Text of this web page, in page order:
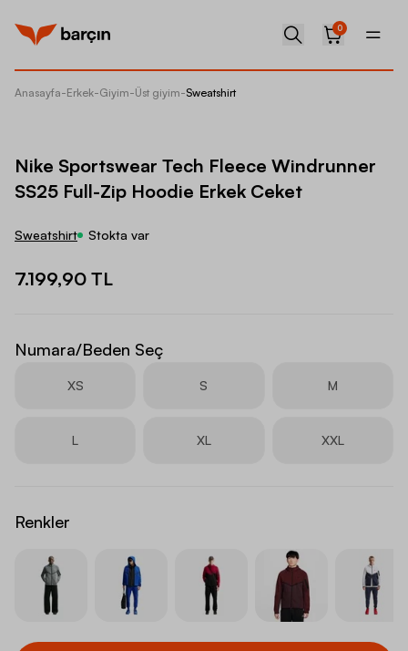
0
Anasayfa-Erkek-Giyim-Üst giyim-Sweatshirt
Nike Sportswear Tech Fleece Windrunner
SS25 Full-Zip Hoodie Erkek Ceket
Sweatshirt Stokta var
7.199,90 TL
Numara/Beden Seç
XS S M
L XL XXL
Renkler